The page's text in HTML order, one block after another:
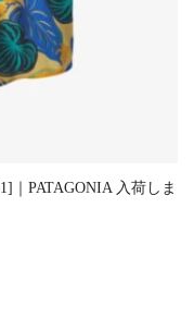
｜PATAGONIA 入荷しま